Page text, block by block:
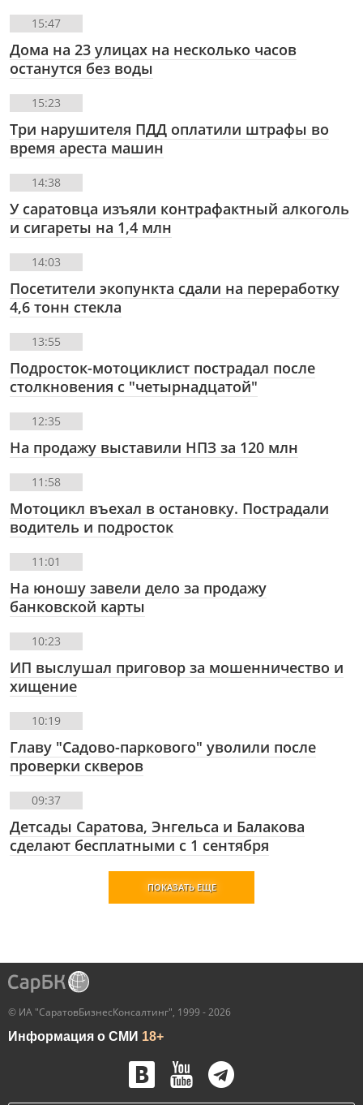
15:47
Дома на 23 улицах на несколько часов
останутся без воды
15:23
Три нарушителя ПДД оплатили штрафы во
время ареста машин
14:38
У саратовца изъяли контрафактный алкоголь
и сигареты на 1,4 млн
14:03
Посетители экопункта сдали на переработку
4,6 тонн стекла
13:55
Подросток-мотоциклист пострадал после
столкновения с "четырнадцатой"
12:35
На продажу выставили НПЗ за 120 млн
11:58
Мотоцикл въехал в остановку. Пострадали
водитель и подросток
11:01
На юношу завели дело за продажу
банковской карты
10:23
ИП выслушал приговор за мошенничество и
хищение
10:19
Главу "Садово-паркового" уволили после
проверки скверов
09:37
Детсады Саратова, Энгельса и Балакова
сделают бесплатными с 1 сентября
ПОКАЗАТЬ ЕЩЕ
© ИА "СаратовБизнесКонсалтинг", 1999 - 2026
Информация о СМИ 18+